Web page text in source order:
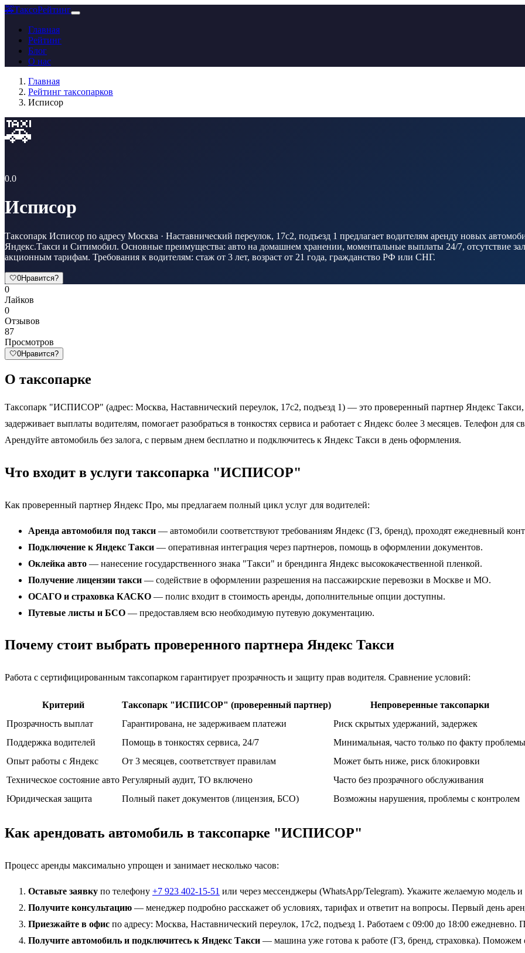
🚕ТаксоРейтинг
Главная
Рейтинг
Блог
О нас
Главная
Рейтинг таксопарков
Исписор
🚕
0.0
Исписор
Таксопарк Исписор по адресу Москва · Наставнический переулок, 17с2, подъезд 1 предлагает водителям аренду новых
Яндекс.Такси и Ситимобил. Основные преимущества: авто на домашнем хранении, моментальные выплаты 24/7, отсутствие
акционным тарифам. Требования к водителям: стаж от 3 лет, возраст от 21 года, гражданство РФ или СНГ.
🤍0Нравится?
0
Лайков
0
Отзывов
87
Просмотров
🤍0Нравится?
О таксопарке
Таксопарк "ИСПИСОР" (адрес: Москва, Наставнический переулок, 17с2, подъезд 1) — это проверенный партнер Яндекс Такси,
задерживает выплаты водителям, помогает разобраться в тонкостях сервиса и работает с Яндекс более 3 месяцев. Телефон для
Арендуйте автомобиль без залога, с первым днем бесплатно и подключитесь к Яндекс Такси в день оформления.
Что входит в услуги таксопарка "ИСПИСОР"
Как проверенный партнер Яндекс Про, мы предлагаем полный цикл услуг для водителей:
Аренда автомобиля под такси — автомобили соответствуют требованиям Яндекс (ГЗ, бренд), проходят ежедневный
Подключение к Яндекс Такси — оперативная интеграция через партнеров, помощь в оформлении документов.
Оклейка авто — нанесение государственного знака "Такси" и брендинга Яндекс высококачественной пленкой.
Получение лицензии такси — содействие в оформлении разрешения на пассажирские перевозки в Москве и МО.
ОСАГО и страховка КАСКО — полис входит в стоимость аренды, дополнительные опции доступны.
Путевые листы и БСО — предоставляем всю необходимую путевую документацию.
Почему стоит выбрать проверенного партнера Яндекс Такси
Работа с сертифицированным таксопарком гарантирует прозрачность и защиту прав водителя. Сравнение условий:
Критерий Таксопарк "ИСПИСОР" (проверенный партнер)
Непроверенные таксопарки
Прозрачность выплат
Гарантирована, не задерживаем платежи
Риск скрытых удержаний, задержек
Поддержка водителей
Помощь в тонкостях сервиса, 24/7
Минимальная, часто только по факту проблемы
Опыт работы с Яндекс
От 3 месяцев, соответствует правилам
Может быть ниже, риск блокировки
Техническое состояние авто Регулярный аудит, ТО включено
Часто без прозрачного обслуживания
Юридическая защита
Полный пакет документов (лицензия, БСО) Возможны нарушения, проблемы с контролем
Как арендовать автомобиль в таксопарке "ИСПИСОР"
Процесс аренды максимально упрощен и занимает несколько часов:
Оставьте заявку по телефону +7 923 402-15-51 или через мессенджеры (WhatsApp/Telegram). Укажите желаемую модель и
Получите консультацию — менеджер подробно расскажет об условиях, тарифах и ответит на вопросы. Первый день
Приезжайте в офис по адресу: Москва, Наставнический переулок, 17с2, подъезд 1. Работаем с 09:00 до 18:00
Получите автомобиль и подключитесь к Яндекс Такси — машина уже готова к работе (ГЗ, бренд, страховка).